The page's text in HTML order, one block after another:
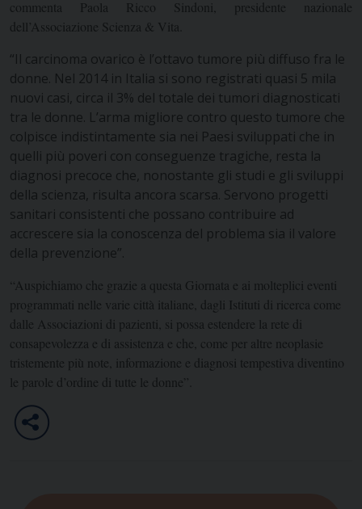
commenta Paola Ricco Sindoni, presidente nazionale
dell’Associazione Scienza & Vita.
“Il carcinoma ovarico è l’ottavo tumore più diffuso fra le
donne. Nel 2014 in Italia si sono registrati quasi 5 mila
nuovi casi, circa il 3% del totale dei tumori diagnosticati
tra le donne. L’arma migliore contro questo tumore che
colpisce indistintamente sia nei Paesi sviluppati che in
quelli più poveri con conseguenze tragiche, resta la
diagnosi precoce che, nonostante gli studi e gli sviluppi
della scienza, risulta ancora scarsa. Servono progetti
sanitari consistenti che possano contribuire ad
accrescere sia la conoscenza del problema sia il valore
della prevenzione”.
“Auspichiamo che grazie a questa Giornata e ai molteplici eventi
programmati nelle varie città italiane, dagli Istituti di ricerca come
dalle Associazioni di pazienti, si possa estendere la rete di
consapevolezza e di assistenza e che, come per altre neoplasie
tristemente più note, informazione e diagnosi tempestiva diventino
le parole d’ordine di tutte le donne”.